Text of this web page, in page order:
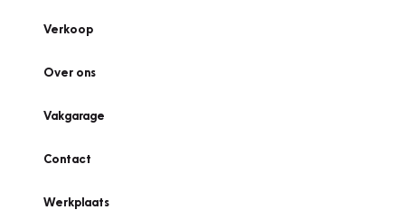
Verkoop
Over ons
Vakgarage
Contact
Werkplaats